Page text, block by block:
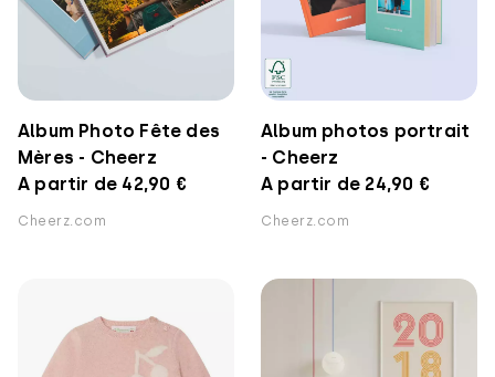
Album Photo Fête des
Mères - Cheerz
A partir de 42,90 €
Cheerz.com
Album photos portrait
- Cheerz
A partir de 24,90 €
Cheerz.com